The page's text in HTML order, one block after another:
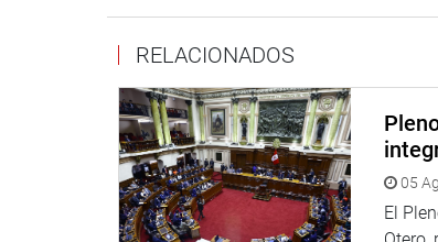
A esta sesión de trabajo asistió además
adelantó que el informe del subgrupo de
PRENSA CONGRESO
RELACIONADOS
05
El